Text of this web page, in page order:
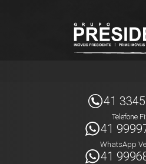
41
Telefone
41
WhatsApp
41